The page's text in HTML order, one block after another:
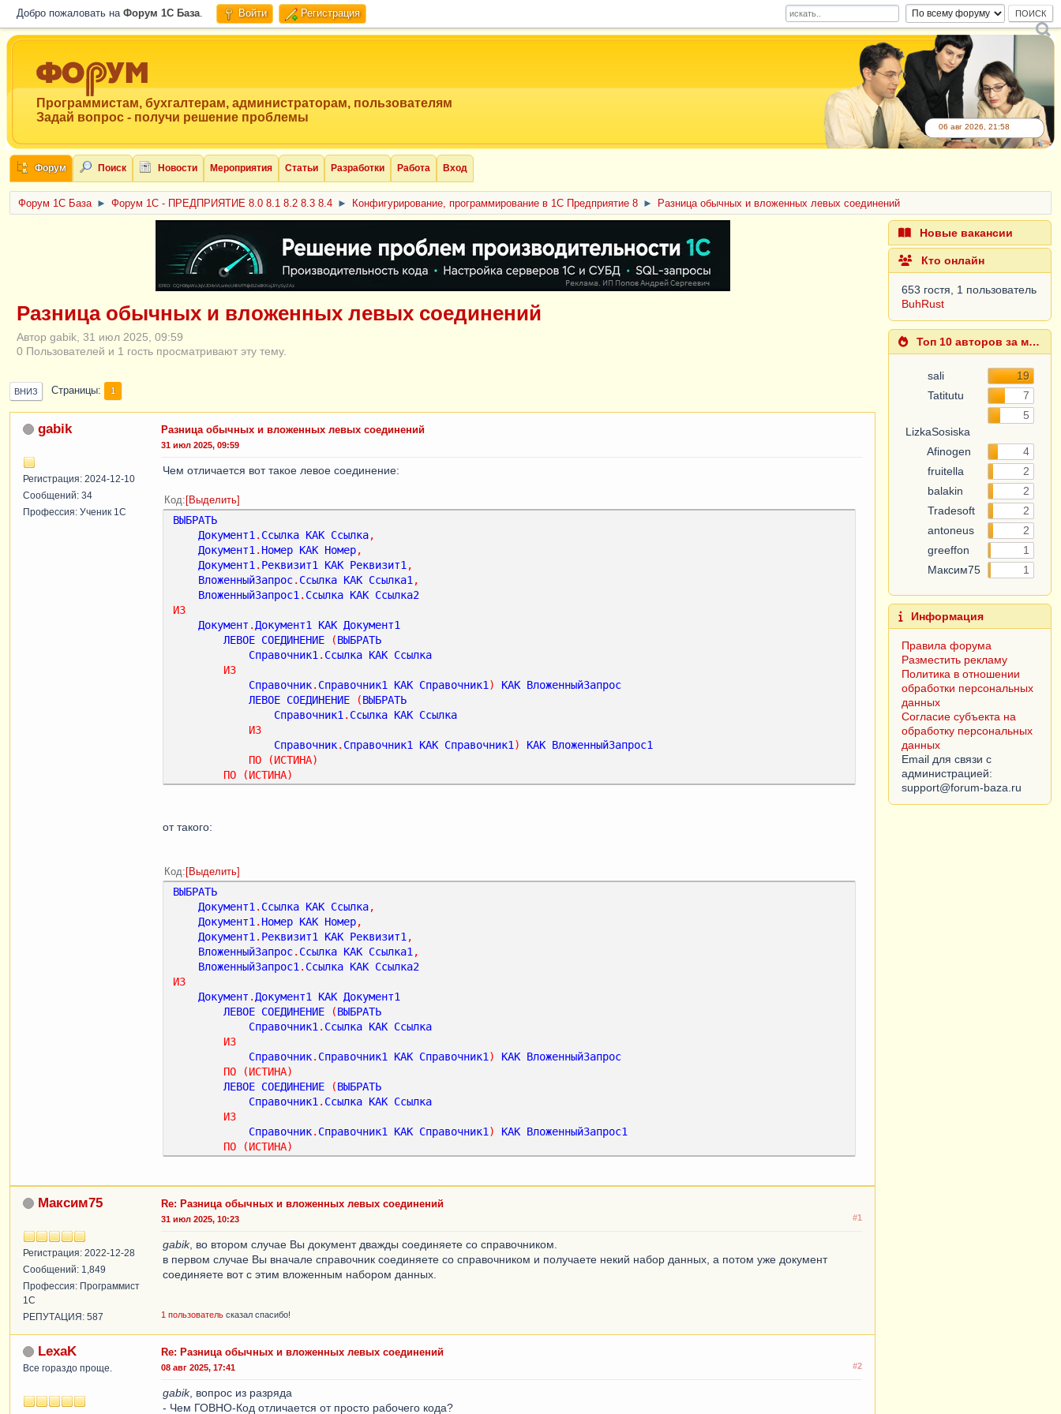
Добро пожаловать на Форум 1C База. Войти Регистрация
Программистам, бухгалтерам, администраторам, пользователям
Задай вопрос - получи решение проблемы
06 авг 2026, 21:58
Форум Поиск Новости Мероприятия Статьи Разработки Работа Вход
Форум 1C База ► Форум 1С - ПРЕДПРИЯТИЕ 8.0 8.1 8.2 8.3 8.4 ► Конфигурирование, программирование в 1С Предприятие 8 ► Разница обычных и вложенных левых соединений
ERID: CQH36pWzJqVJD4xVLsnhcU4hVPNjkBZe8KKxjJiYySyZAz
Разница обычных и вложенных левых соединений
Автор gabik, 31 июл 2025, 09:59
0 Пользователей и 1 гость просматривают эту тему.
ВНИЗ Страницы 1
gabik
Регистрация: 2024-12-10
Сообщений: 34
Профессия: Ученик 1С
Разница обычных и вложенных левых соединений
31 июл 2025, 09:59
Чем отличается вот такое левое соединение:
Код Выделить
ВЫБРАТЬ
Документ1 . Ссылка КАК Ссылка,
Документ1 . Номер КАК Номер,
Документ1 . Реквизит1 КАК Реквизит1 ,
ВложенныйЗапрос. Ссылка КАК Ссылка1 ,
ВложенныйЗапрос1 . Ссылка КАК Ссылка2
ИЗ
Документ . Документ1 КАК Документ1
ЛЕВОЕ СОЕДИНЕНИЕ (ВЫБРАТЬ
Справочник1 . Ссылка КАК Ссылка
ИЗ
Справочник. Справочник1 КАК Справочник1 ) КАК ВложенныйЗапрос
ЛЕВОЕ СОЕДИНЕНИЕ (ВЫБРАТЬ
Справочник1 . Ссылка КАК Ссылка
ИЗ
Справочник. Справочник1 КАК Справочник1 ) КАК ВложенныйЗапрос1
ПО
(ИСТИНА)
ПО
(ИСТИНА)
от такого:
Код Выделить
ВЫБРАТЬ
Документ1 . Ссылка КАК Ссылка,
Документ1 . Номер КАК Номер,
Документ1 . Реквизит1 КАК Реквизит1 ,
ВложенныйЗапрос. Ссылка КАК Ссылка1 ,
ВложенныйЗапрос1 . Ссылка КАК Ссылка2
ИЗ
Документ . Документ1 КАК Документ1
ЛЕВОЕ СОЕДИНЕНИЕ (ВЫБРАТЬ
Справочник1 . Ссылка КАК Ссылка
ИЗ
Справочник. Справочник1 КАК Справочник1 ) КАК ВложенныйЗапрос
ПО
(ИСТИНА)
ЛЕВОЕ СОЕДИНЕНИЕ (ВЫБРАТЬ
Справочник1 . Ссылка КАК Ссылка
ИЗ
Справочник. Справочник1 КАК Справочник1 ) КАК ВложенныйЗапрос1
ПО
(ИСТИНА)
Максим75
Регистрация: 2022-12-28
Сообщений: 1,849
Профессия: Программист
1С
РЕПУТАЦИЯ: 587
Re: Разница обычных и вложенных левых соединений
#1
31 июл 2025, 10:23
gabik, во втором случае Вы документ дважды соединяете со справочником.
в первом случае Вы вначале справочник соединяете со справочником и получаете некий набор данных, а потом уже документ
соединяете вот с этим вложенным набором данных.
1 пользователь сказал спасибо!
LexaK
Все гораздо проще.
Re: Разница обычных и вложенных левых соединений
#2
08 авг 2025, 17:41
gabik, вопрос из разряда
- Чем ГОВНО-Код отличается от просто рабочего кода?
Новые вакансии
Кто онлайн
653 гостя, 1 пользователь
BuhRust
Топ 10 авторов за месяц
sali
19
Tatitutu
7
LizkaSosiska
5
Afinogen
4
fruitella
2
balakin
2
Tradesoft
2
antoneus
2
greeffon
1
Максим75
1
Информация
Правила форума
Разместить рекламу
Политика в отношении
обработки персональных
данных
Согласие субъекта на
обработку персональных
данных
Email для связи с
администрацией: